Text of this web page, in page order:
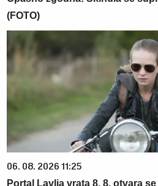
(FOTO)
06. 08. 2026 11:25
Portal Lavlja vrata 8. 8. otvara